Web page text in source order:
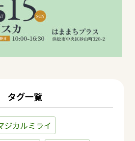
タグ一覧
ジカルミライ